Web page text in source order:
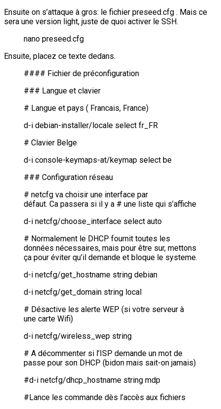
Ensuite on s’attaque à gros: le fichier preseed.cfg . Mais ce
sera une version light, juste de quoi activer le SSH.
nano preseed.cfg
Ensuite, placez ce texte dedans.
#### Fichier de préconfiguration
### Langue et clavier
# Langue et pays ( Francais, France)
d-i debian-installer/locale select fr_FR
# Clavier Belge
d-i console-keymaps-at/keymap select be
### Configuration réseau
# netcfg va choisir une interface par
défaut. Ca passera si il y a # une liste qui s’affiche
d-i netcfg/choose_interface select auto
# Normalement le DHCP fournit toutes les
données nécessaires, mais pour être sur, mettons
ça pour éviter qu’il demande et bloque le systeme.
d-i netcfg/get_hostname string debian
d-i netcfg/get_domain string local
# Désactive les alerte WEP (si votre serveur à
une carte Wifi)
d-i netcfg/wireless_wep string
# A décommenter si l’ISP demande un mot de
passe pour son DHCP (bidon mais sait-on jamais)
#d-i netcfg/dhcp_hostname string mdp
#Lance les commande dès l’accès aux fichiers